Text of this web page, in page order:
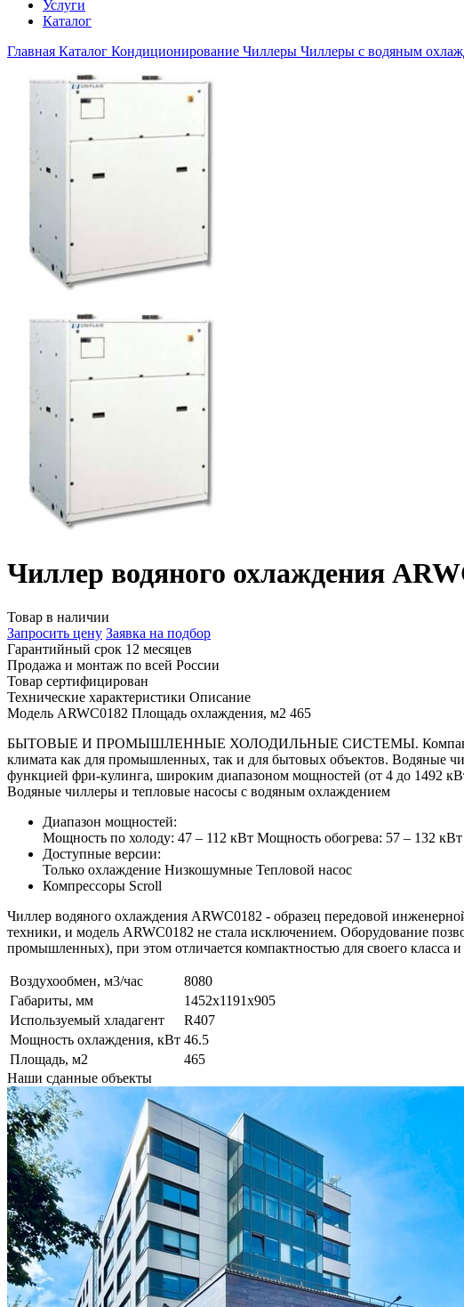
Услуги
Каталог
Главная Каталог Кондиционирование Чиллеры Чиллеры с водяным
Чиллер водяного охлаждения
Товар в наличии
Запросить цену Заявка на подбор
Гарантийный срок 12 месяцев
Продажа и монтаж по всей России
Товар сертифицирован
Технические характеристики Описание
Модель ARWC0182 Площадь охлаждения, м2 465
БЫТОВЫЕ И ПРОМЫШЛЕННЫЕ ХОЛОДИЛЬНЫЕ СИСТЕМЫ. Компания
климата как для промышленных, так и для бытовых объектов. Водяные
функцией фри‐кулинга, широким диапазоном мощностей (от 4
Водяные чиллеры и тепловые насосы с водяным охлаждением
Диапазон мощностей:
Мощность по холоду: 47 – 112 кВт Мощность обогрева: 57 – 132 кВт
Доступные версии:
Только охлаждение Низкошумные Тепловой насос
Компрессоры Scroll
Чиллер водяного охлаждения ARWC0182 - образец передовой
техники, и модель ARWC0182 не стала исключением. Оборудование
промышленных), при этом отличается компактностью для своего класса
Воздухообмен, м3/час
8080
Габариты, мм
1452x1191x905
Используемый хладагент
R407
Мощность охлаждения, кВт 46.5
Площадь, м2
465
Наши сданные объекты